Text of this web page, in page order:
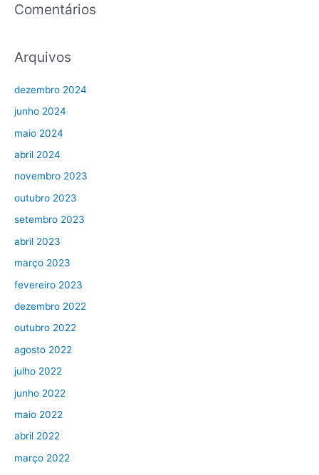
Comentários
Arquivos
dezembro 2024
junho 2024
maio 2024
abril 2024
novembro 2023
outubro 2023
setembro 2023
abril 2023
março 2023
fevereiro 2023
dezembro 2022
outubro 2022
agosto 2022
julho 2022
junho 2022
maio 2022
abril 2022
março 2022